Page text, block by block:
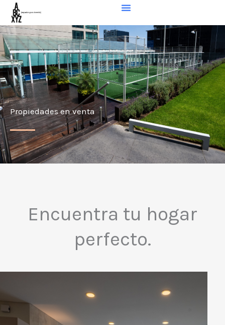
content
Propiedades en venta
Encuentra tu hogar
perfecto.